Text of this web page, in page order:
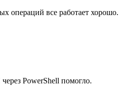
операций все работает хорошо.
PowerShell помогло.